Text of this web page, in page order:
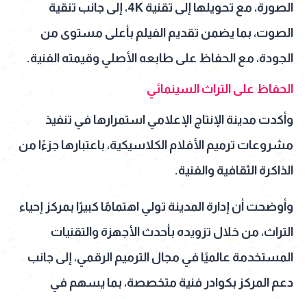
الصورة، مع تحويلها إلى تقنية 4K، إلى جانب تنقية
الصوت، بما يضمن تقديم الفيلم بأعلى مستوى من
الجودة، مع الحفاظ على طابعه الأصلي وقيمته الفنية.
الحفاظ على التراث السينمائي
وأكدت مدينة الإنتاج الإعلامي استمرارها في تنفيذ
مشروعات ترميم الأفلام الكلاسيكية، باعتبارها جزءًا من
الذاكرة الثقافية والفنية.
وأوضحت أن إدارة المدينة تولي اهتمامًا كبيرًا بمركز إحياء
التراث، من خلال تزويده بأحدث الأجهزة والتقنيات
المستخدمة عالميًا في مجال الترميم الرقمي، إلى جانب
دعم المركز بكوادر فنية متخصصة، بما يسهم في